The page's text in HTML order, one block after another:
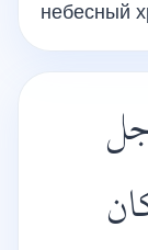
небесный